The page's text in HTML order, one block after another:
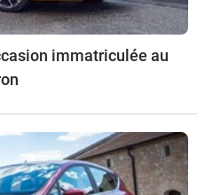
immatriculée au